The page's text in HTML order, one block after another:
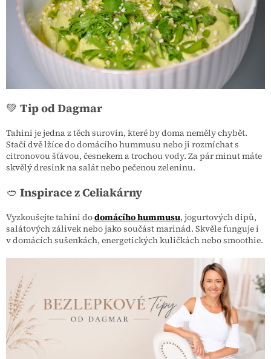
💚 Tip od Dagmar
Tahini je jedna z těch surovin, které by doma neměly chybět.
Stačí dvě lžíce do domácího hummusu nebo ji rozmíchat s
citronovou šťávou, česnekem a trochou vody. Za pár minut máte
skvělý dresink na salát nebo pečenou zeleninu.
🥙 Inspirace z Celiakárny
Vyzkoušejte tahini dodomácího hummusu, jogurtových dipů,
salátových zálivek nebo jako součást marinád. Skvěle funguje i
v domácích sušenkách, energetických kuličkách nebo smoothie.